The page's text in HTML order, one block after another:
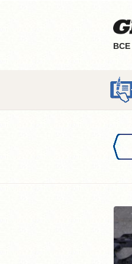
ВCE